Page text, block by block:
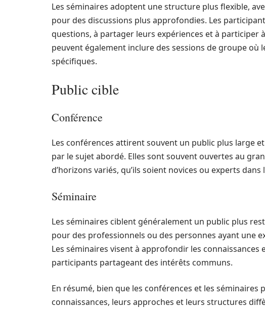
Les séminaires adoptent une structure plus flexible,
pour des discussions plus approfondies. Les
questions, à partager leurs expériences et à participer
peuvent également inclure des sessions de groupe
spécifiques.
Public cible
Conférence
Les conférences attirent souvent un public plus large
par le sujet abordé. Elles sont souvent ouvertes au
d’horizons variés, qu’ils soient novices ou experts
Séminaire
Les séminaires ciblent généralement un public plus
pour des professionnels ou des personnes ayant une
Les séminaires visent à approfondir les connaissances
participants partageant des intérêts communs.
En résumé, bien que les conférences et les
connaissances, leurs approches et leurs structures